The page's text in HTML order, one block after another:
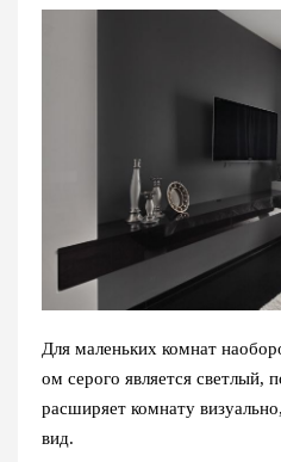
Для маленьких комнат
ом серого является светлый,
расширяет комнату
вид.